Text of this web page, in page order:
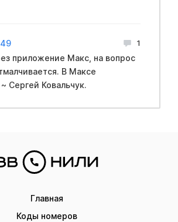
1
приложение Макс, на вопрос
В Максе
Сергей Ковальчук.
Главная
Коды номеров